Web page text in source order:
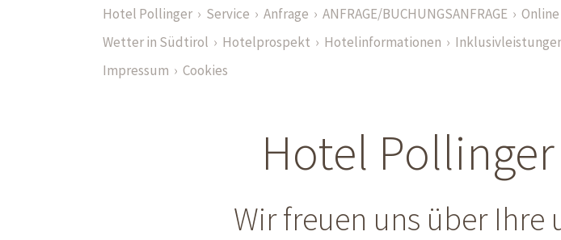
Hotel Pollinger Service Anfrage ANFRAGE/BUCHUNGSANFRAGE
Wetter in Südtirol
Hotelprospekt Hotelinformationen
Impressum
Cookies
Hotel
Wir freuen uns über